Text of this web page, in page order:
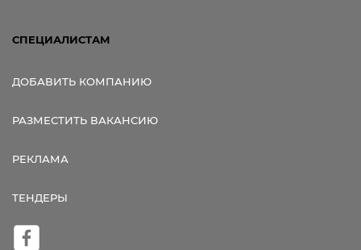
СПЕЦИАЛИСТАМ
ДОБАВИТЬ КОМПАНИЮ
РАЗМЕСТИТЬ ВАКАНСИЮ
РЕКЛАМА
ТЕНДЕРЫ